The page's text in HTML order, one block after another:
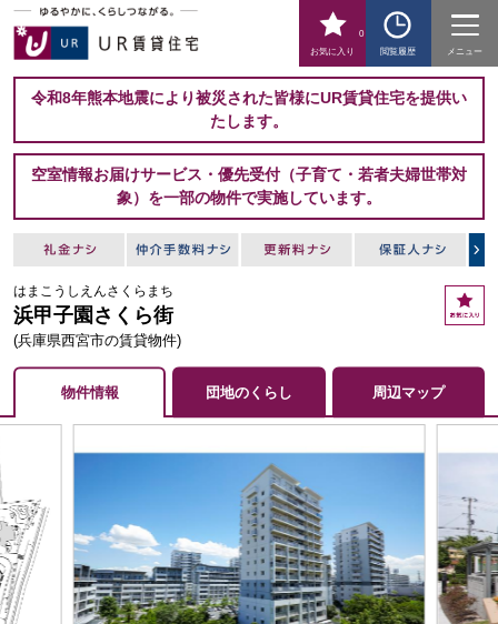
お気に入り
0
閲覧履歴
メニュー
令和8年熊本地震により被災された皆様にUR賃貸住宅を提供い
たします。
空室情報お届けサービス・優先受付（子育て・若者夫婦世帯対
象）を一部の物件で実施しています。
はまこうしえんさくらまち
浜甲子園さくら街
(兵庫県西宮市の賃貸物件)
お
気
物件情報 団地のくらし 周辺マップ